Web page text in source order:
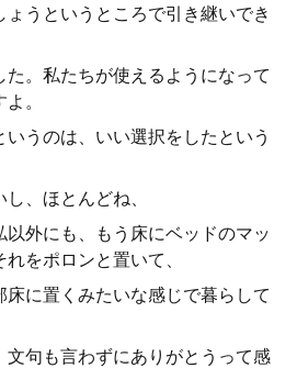
うというところで引き継いでき
た。私たちが使えるようになって
。
うのは、いい選択をしたという
、ほとんどね、
外にも、もう床にベッドのマッ
をポロンと置いて、
床に置くみたいな感じで暮らして
文句も言わずにありがとうって感